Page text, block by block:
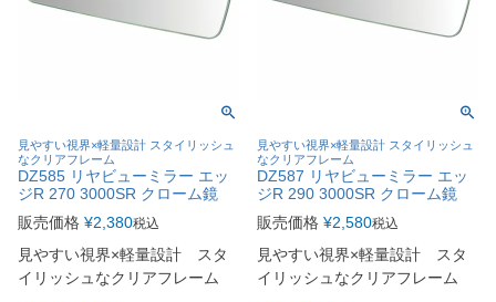
見やすい視界×軽量設計 スタイリッシュ
なクリアフレーム
DZ585 リヤビューミラー エッ
ジR 270 3000SR クローム鏡
販売価格 ¥2,380税込
見やすい視界×軽量設計 スタ
イリッシュなクリアフレーム
見やすい視界×軽量設計 スタイリッシュ
なクリアフレーム
DZ587 リヤビューミラー エッ
ジR 290 3000SR クローム鏡
販売価格 ¥2,580税込
見やすい視界×軽量設計 スタ
イリッシュなクリアフレーム